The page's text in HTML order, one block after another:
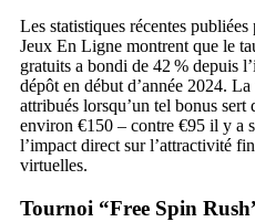
Les statistiques récentes
Jeux En Ligne montrent que le
gratuits a bondi de 42 % depuis
dépôt en début d’année 2024.
attribués lorsqu’un tel bonus sert
environ €150 – contre €95 il y a
l’impact direct sur l’attractivité
virtuelles.
Tournoi “Free Spin